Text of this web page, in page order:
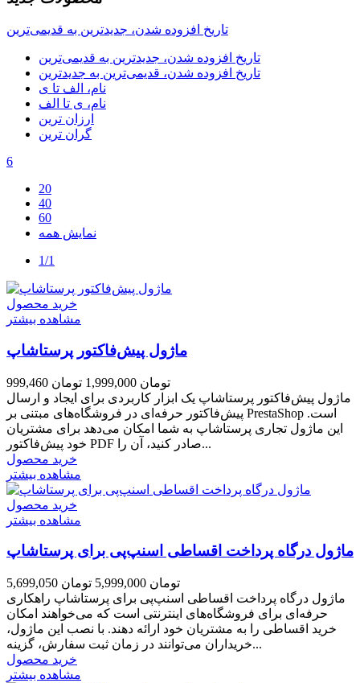
تاریخ افزوده شدن، جدیدترین به قدیمی‌ترین
تاریخ افزوده شدن، جدیدترین به قدیمی‌ترین
تاریخ افزوده شدن، قدیمی‌ترین به جدیدترین
نام، الف تا ی
نام، ی تا الف
ارزان ترین
گران ترین
6
20
40
60
نمایش همه
1/1
خرید محصول
مشاهده بیشتر
ماژول پیش‌فاکتور پرستاشاپ
999,460 تومان 1,999,000 تومان
ماژول پیش‌فاکتور پرستاشاپ یک ابزار کاربردی برای ایجاد و ارسال
پیش‌فاکتور حرفه‌ای در فروشگاه‌های مبتنی بر PrestaShop است.
این ماژول تجاری پرستاشاپ به شما امکان می‌دهد برای مشتریان
خود پیش‌فاکتور PDF صادر کنید، آن را...
خرید محصول
مشاهده بیشتر
خرید محصول
مشاهده بیشتر
ماژول درگاه پرداخت اقساطی اسنپ‌پی برای پرستاشاپ
5,699,050 تومان 5,999,000 تومان
ماژول درگاه پرداخت اقساطی اسنپ‌پی برای پرستاشاپ راهکاری
حرفه‌ای برای فروشگاه‌های اینترنتی است که می‌خواهند امکان
خرید اقساطی را به مشتریان خود ارائه دهند. با نصب این ماژول،
خریداران می‌توانند در زمان ثبت سفارش، گزینه...
خرید محصول
مشاهده بیشتر